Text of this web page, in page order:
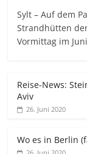
Sylt – Auf dem
Strandhütten
Vormittag im Juni
Reise-News:
Aviv
26. Juni 2020
Wo es in Berlin